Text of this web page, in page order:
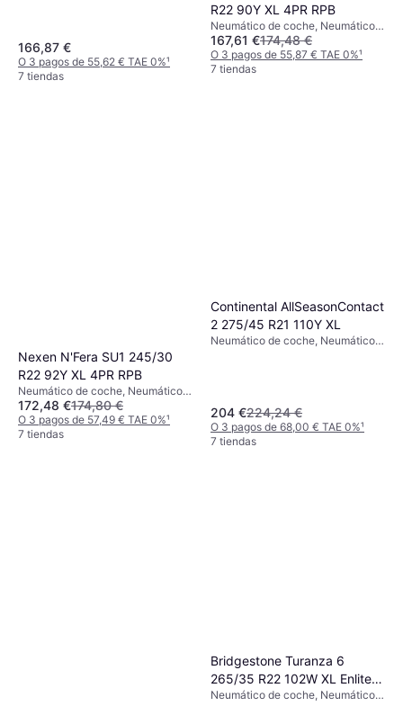
166,87 €
O 3 pagos de 55,62 € TAE 0%¹
7 tiendas
R22 90Y XL 4PR RPB
Neumático de coche, Neumáticos
de verano, No, Coche de
Pasajeros, Perfil 35 %, 30 %,
Índice de Velocidad Y (300 km/h)
167,61 €174,48 €
O 3 pagos de 55,87 € TAE 0%¹
7 tiendas
Nexen N'Fera SU1 245/30
R22 92Y XL 4PR RPB
Neumático de coche, Neumáticos
de verano, No, Coche de
Pasajeros, Perfil 30 %, Índice de
Velocidad Y (300 km/h)
172,48 €174,80 €
O 3 pagos de 57,49 € TAE 0%¹
7 tiendas
Continental AllSeasonContact
2 275/45 R21 110Y XL
Neumático de coche, Neumáticos
204 €224,24 €
O 3 pagos de 68,00 € TAE 0%¹
7 tiendas
Bridgestone Turanza 6
265/35 R22 102W XL Enliten
EV
Neumático de coche, Neumáticos